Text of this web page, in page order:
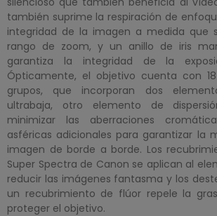
también suprime la respiración de
integridad de la imagen a medida que
rango de zoom, y un anillo de iris
garantiza la integridad de la
Ópticamente, el objetivo cuenta con
grupos, que incorporan dos
ultrabaja, otro elemento de
minimizar las aberraciones
asféricas adicionales para garantizar la
imagen de borde a borde. Los
Super Spectra de Canon se aplican al
reducir las imágenes fantasma y los
un recubrimiento de flúor repele la
proteger el objetivo.